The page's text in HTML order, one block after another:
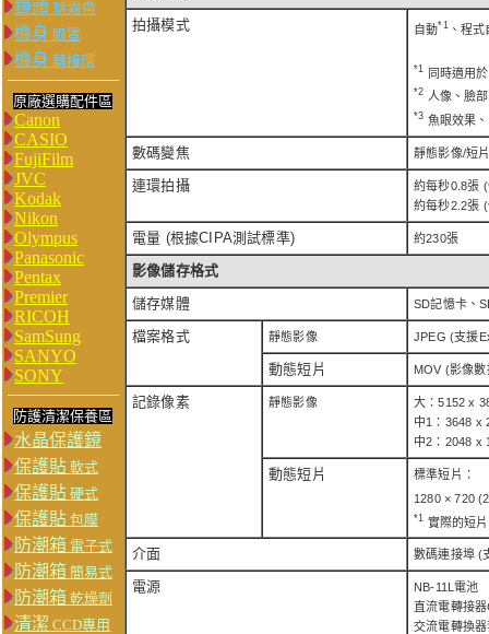
鏡頭 除霧帶
機身 眼罩
機身 轉接環
原廠選購配件區
Canon
CASIO
FujiFilm
JVC
Kodak
Nikon
Olympus
Panasonic
Pentax
Premier
RICOH
SamSung
SANYO
SONY
防護清潔保養區
水晶保護鏡
保護貼 軟式
保護貼 硬式
保護貼 包膜
防潮箱 電子式
防潮箱 簡易式
防潮箱 乾燥劑
清潔 CCD專用
拍攝模式
自動*1、程式
*1 同時適用
*2 人像、臉
*3 魚眼效果
數碼變焦 靜態影像/短
連環拍攝
約每秒0.8張
約每秒2.2張
電量 (根據CIPA測試標準) 約230張
影像儲存格式
儲存媒體
SD記憶卡、
檔案格式 靜態影像 JPEG (支援
動態短片 MOV (影像
記錄像素 靜態影像
大：5152 x
中1：3648 x
中2：2048
動態短片
標準短片：
1280 × 720
*1 實際的短
介面 數碼連接埠 (
電源
NB-11L電池
直流電轉接
交流電轉換